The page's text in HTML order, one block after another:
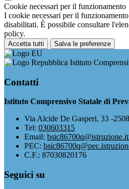
Cookie necessari per il funzionamento
I cookie necessari per il
disabilitati. È possibile consultare
policy.
Accetta tutti Salva le preferenze
Istituto
Contatti
Istituto Comprensivo Statale di
Via Alcide De Gasperi, 33 -
Tel: 030603315
Email: bsic86700q@istruzione.it
PEC:
C.F.: 87030820176
Seguici su